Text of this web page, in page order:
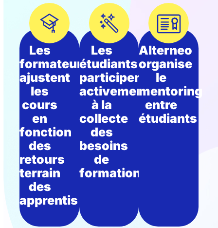
Les
formateurs
ajustent
les
cours
en
fonction
des
retours
terrain
des
apprentis
Les
étudiants
participent
activement
à la
collecte
des
besoins
de
formation
Alterneo
organise
le
mentoring
entre
étudiants